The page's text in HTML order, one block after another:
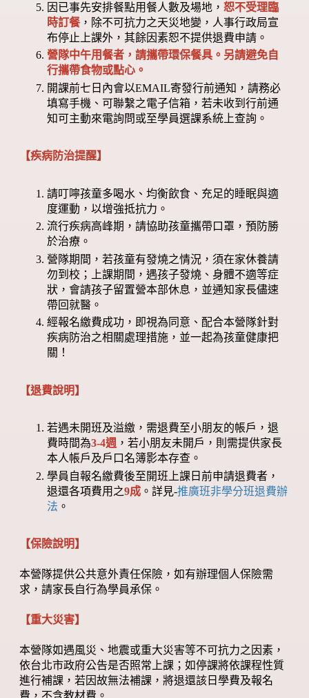
因已事先安排餐點用餐人數及場地，恕不受理臨
時訂餐，除不可抗力之天災地變，人事行政局宣
布停止上課外，其餘因素恕不提供退費申請。
營隊中午用餐者，請攜帶環保餐具。另請避免自
行攜帶食物或點心。
開課前七日內會以EMAIL寄發行前通知，請務必
填寫手機、可聯繫之電子信箱，若未收到行前通
知可主動來電詢問或至學員選課系統上查詢。
【疾病防治提醒】
請叮嚀孩童多喝水、均衡飲食、充足的睡眠與適
度運動，以增強抵抗力。
流行疾病高峰期，請協助孩童攜帶口罩，預防勝
於治療。
營隊期間，若孩童有發燒之情況，須在家休養請
勿到校；上課期間，遇孩子發燒、身體不適等症
狀，會請孩子留置營本部休息，並通知家長儘速
帶回就醫。
經報名繳費成功，即視為同意、配合本營隊針對
疾病防治之相關處理措施，並一起為孩童健康把
關！
【退費說明】
若遇未開班及溢繳，需退費至小朋友的帳戶，退
費時間為3-4週 ，若小朋友未開戶，則需提供家長
本人帳戶及戶口名簿影本存查。
學員自報名繳費後至開班上課日前申請退費者，
退還各項費用之9成 。詳見-推廣班非學分班退費辦
法 。
【保險說明】
本營隊提供公共意外責任保險，如有辦理個人保險需
求，請家長自行為學員承保。
【重大災害】
本營隊如遇風災、地震或重大災害等不可抗力之因素，
依台北市政府公告是否照常上課；如停課將依課程性質
進行補課，若因故無法補課，將退還該日學費及報名
費，不含教材費。